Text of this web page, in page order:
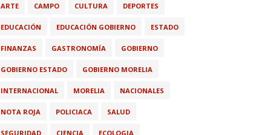
ARTE CAMPO CULTURA DEPORTES
EDUCACIÓN EDUCACIÓN GOBIERNO ESTADO
FINANZAS GASTRONOMÍA GOBIERNO
GOBIERNO ESTADO GOBIERNO MORELIA
INTERNACIONAL MORELIA NACIONALES
NOTA ROJA POLICIACA SALUD
SEGURIDAD CIENCIA ECOLOGIA